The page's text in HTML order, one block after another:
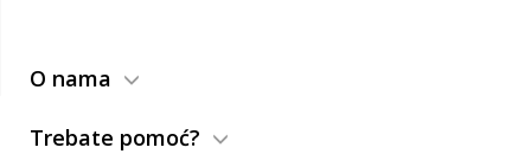
O nama
Trebate pomoć?